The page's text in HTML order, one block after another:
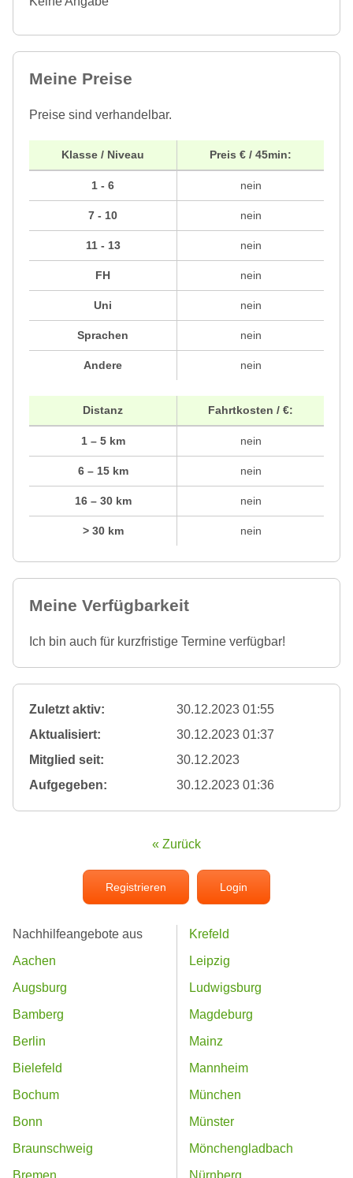
Meine Preise
Preise sind verhandelbar.
Klasse / Niveau
1 - 6
7 - 10
11 - 13
FH
Uni
Sprachen
Andere
Preis € / 45min:
nein
nein
nein
nein
nein
nein
nein
Distanz
1 – 5 km
6 – 15 km
16 – 30 km
> 30 km
Fahrtkosten / €:
nein
nein
nein
nein
Meine Verfügbarkeit
Ich bin auch für kurzfristige Termine verfügbar!
Zuletzt aktiv:
30.12.2023 01:55
Aktualisiert:
30.12.2023 01:37
Mitglied seit:
30.12.2023
Aufgegeben:
30.12.2023 01:36
« Zurück
Registrieren Login
Nachhilfeangebote aus
Aachen
Augsburg
Bamberg
Berlin
Bielefeld
Bochum
Bonn
Braunschweig
Bremen
Krefeld
Leipzig
Ludwigsburg
Magdeburg
Mainz
Mannheim
München
Münster
Mönchengladbach
Nürnberg